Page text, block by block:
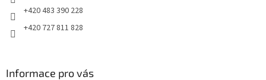
+420 483 390 228
+420 727 811 828
Informace pro vás